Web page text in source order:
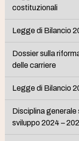
costituzionali
Legge di Bilancio
Dossier sulla
delle carriere
Legge di Bilancio
Disciplina generale
sviluppo 2024 –